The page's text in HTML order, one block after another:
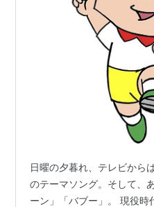
日曜の夕暮れ、テレビから
のテーマソング。そして
ーン」「バブー」。 現役